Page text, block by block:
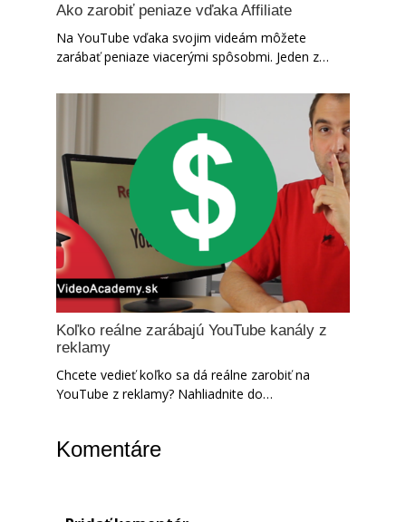
Ako zarobiť peniaze vďaka Affiliate
Na YouTube vďaka svojim videám môžete
zarábať peniaze viacerými spôsobmi. Jeden z…
Koľko reálne zarábajú YouTube kanály z
reklamy
Chcete vedieť koľko sa dá reálne zarobiť na
YouTube z reklamy? Nahliadnite do…
Komentáre